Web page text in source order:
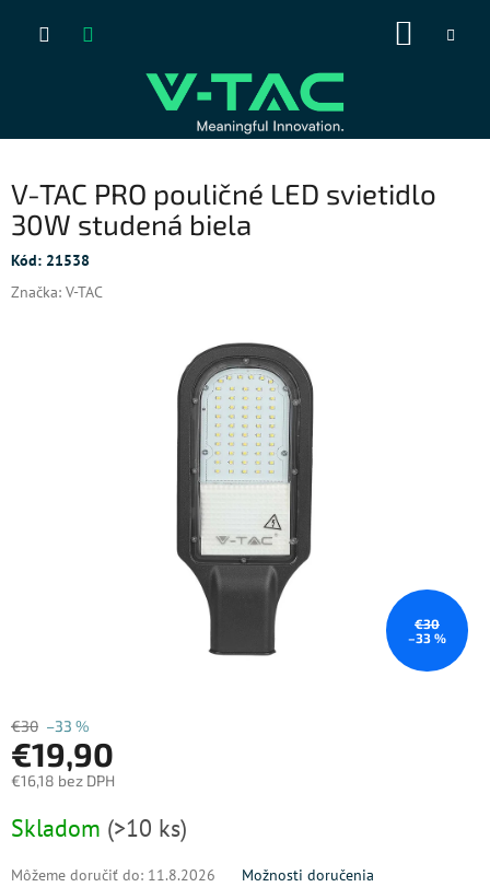
V-TAC PRO pouličné LED svietidlo
30W studená biela
Kód: 21538
Značka: V-TAC
€30
–33 %
€30 –33 %
€19,90
€16,18 bez DPH
cena:
Skladom (>10 ks)
Môžeme doručiť do: 11.8.2026 Možnosti doručenia